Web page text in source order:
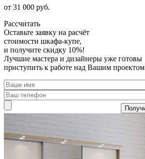
от 31 000 руб.
Рассчитать
Оставьте заявку на расчёт
стоимости шкафа-купе,
и получите скидку 10%!
Лучшие мастера и дизайнеры уже готовы
приступить к работе над Вашим проектом